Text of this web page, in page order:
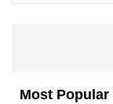
Most Popular